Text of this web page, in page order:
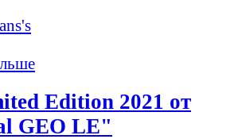
Edition 2021 от
GEO LE"